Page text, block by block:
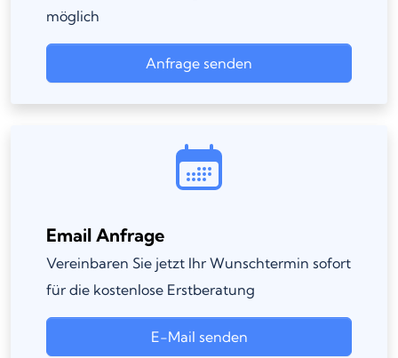
möglich
Anfrage senden
Email Anfrage
Vereinbaren Sie jetzt Ihr Wunschtermin sofort
für die kostenlose Erstberatung
E-Mail senden